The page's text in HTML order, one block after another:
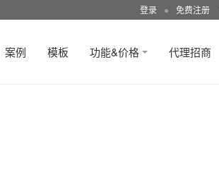
登录 ● 免费注册
案例 模板 功能&价格 代理招商